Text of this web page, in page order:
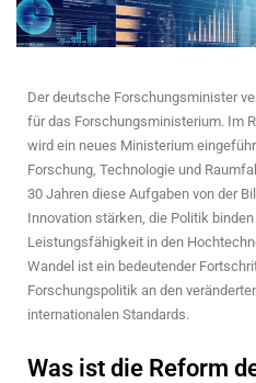
Der deutsche Forschungsminister
für das Forschungsministerium. Im
wird ein neues Ministerium
Forschung, Technologie und
30 Jahren diese Aufgaben von der
Innovation stärken, die Politik
Leistungsfähigkeit in den
Wandel ist ein bedeutender
Forschungspolitik an den
internationalen Standards.
Was ist die Reform